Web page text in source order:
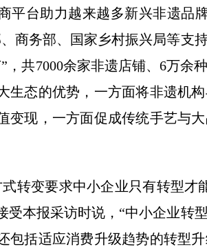
台助力越来越多新兴非遗品
商务部、国家乡村振兴局等支
，共7000余家非遗店铺、6万余
生态的优势，一方面将非遗机
变现，一方面促成传统手艺与
变要求中小企业只有转型才
受本报采访时说，“中小企业转
包括适应消费升级趋势的转型